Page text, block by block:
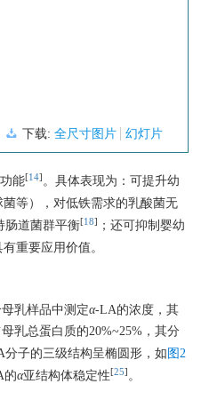
下载: 全尺寸图片 幻灯片
能[14] 。具体表现为：可提升幼
等），对低铁需求的乳酸菌无
肠道菌群平衡[18]
；还可抑制婴幼
重要应用价值。
乳样品中测定α-LA的浓度，其
乳总蛋白质的20%~25%，其分
分子的三级结构呈椭圆形，如 图2
的α亚结构体稳定性[25] 。